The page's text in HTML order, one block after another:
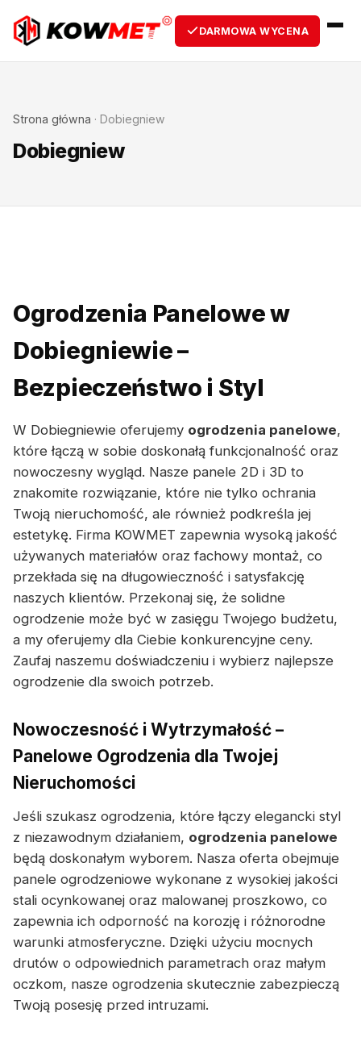
DARMOWA WYCENA
Strona główna · Dobiegniew
Dobiegniew
Ogrodzenia Panelowe w
Dobiegniewie –
Bezpieczeństwo i Styl
W Dobiegniewie oferujemy ogrodzenia panelowe,
które łączą w sobie doskonałą funkcjonalność oraz
nowoczesny wygląd. Nasze panele 2D i 3D to
znakomite rozwiązanie, które nie tylko ochrania
Twoją nieruchomość, ale również podkreśla jej
estetykę. Firma KOWMET zapewnia wysoką jakość
używanych materiałów oraz fachowy montaż, co
przekłada się na długowieczność i satysfakcję
naszych klientów. Przekonaj się, że solidne
ogrodzenie może być w zasięgu Twojego budżetu,
a my oferujemy dla Ciebie konkurencyjne ceny.
Zaufaj naszemu doświadczeniu i wybierz najlepsze
ogrodzenie dla swoich potrzeb.
Nowoczesność i Wytrzymałość –
Panelowe Ogrodzenia dla Twojej
Nieruchomości
Jeśli szukasz ogrodzenia, które łączy elegancki styl
z niezawodnym działaniem, ogrodzenia panelowe
będą doskonałym wyborem. Nasza oferta obejmuje
panele ogrodzeniowe wykonane z wysokiej jakości
stali ocynkowanej oraz malowanej proszkowo, co
zapewnia ich odporność na korozję i różnorodne
warunki atmosferyczne. Dzięki użyciu mocnych
drutów o odpowiednich parametrach oraz małym
oczkom, nasze ogrodzenia skutecznie zabezpieczą
Twoją posesję przed intruzami.